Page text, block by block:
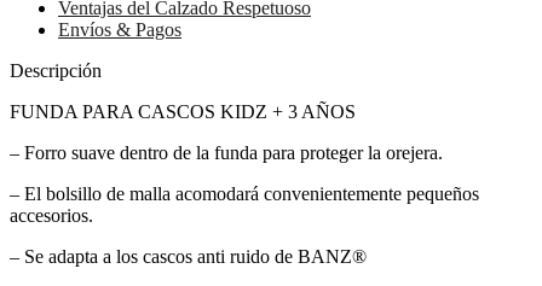
Ventajas del Calzado Respetuoso
Envíos & Pagos
Descripción
FUNDA PARA CASCOS KIDZ + 3 AÑOS
– Forro suave dentro de la funda para proteger la orejera.
– El bolsillo de malla acomodará convenientemente pequeños
accesorios.
– Se adapta a los cascos anti ruido de BANZ®